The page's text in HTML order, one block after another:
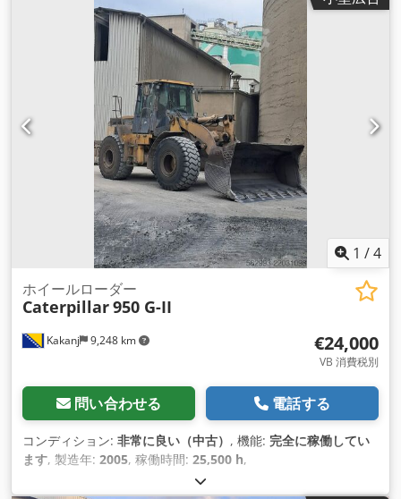
1 /4
Kakanj 9,248 km
ホイールローダー
Caterpillar950 G-II
€24,000
VB 消費税別
問い合わせる 電話する
コンディション: 非常に良い（中古） , 機能: 完全に稼働してい
ます, 製造年: 2005, 稼働時間: 25,500 h,